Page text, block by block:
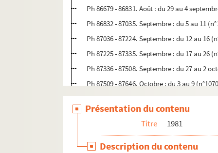
Ph 86679 - 86831. Août : du 29 au 4
Ph 86832 - 87035. Septembre : du 5 au 11
Ph 87036 - 87224. Septembre : du 12 au 16
Ph 87225 - 87335. Septembre : du 17 au 26
Ph 87336 - 87508. Septembre : du 27 au 2
Ph 87509 - 87646. Octobre : du 3 au 9
Ph 87647 - 87734. Octobre : du 10 au 14
Ph 87735 - 87883. Octobre : du 15 au 31
Ph 87884 - 88034. Novembre : du 1er au 8
Ph 88035 - 88183. Novembre : du 9 au 15
Présentation du contenu
Titre 1981
Description du contenu